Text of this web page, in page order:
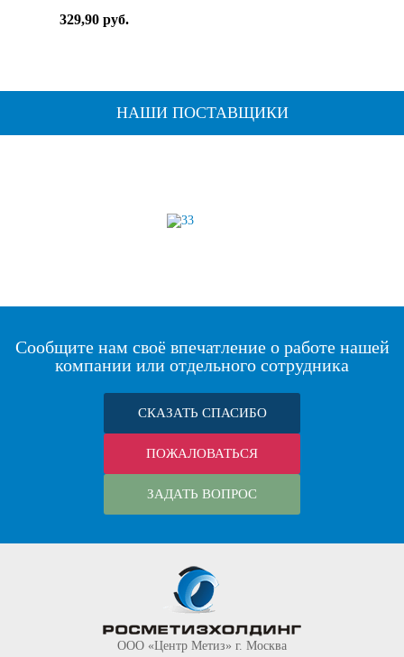
329,90 руб.
НАШИ ПОСТАВЩИКИ
Сообщите нам своё впечатление о работе нашей
компании или отдельного сотрудника
СКАЗАТЬ СПАСИБО
ПОЖАЛОВАТЬСЯ
ЗАДАТЬ ВОПРОС
ООО «Центр Метиз» г. Москва